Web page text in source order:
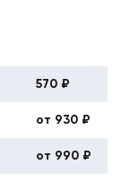
570 ₽
от 930 ₽
от 990 ₽